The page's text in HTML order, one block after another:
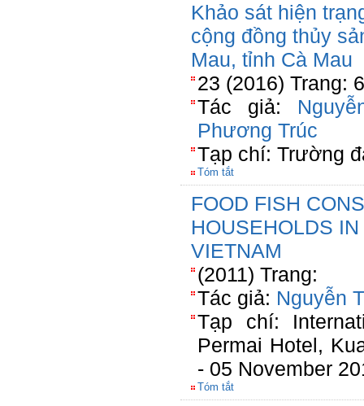
Khảo sát hiện
cộng đồng thủy
Mau, tỉnh Cà Mau
23 (2016) Trang:
Tác giả:
Phương Trúc
Tạp chí: Trường
Tóm tắt
FOOD FISH
HOUSEHOLDS
VIETNAM
(2011) Trang:
Tác giả: Nguyễn
Tạp chí:
Permai Hotel,
- 05 November
Tóm tắt